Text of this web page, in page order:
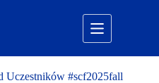
Uczestników #scf2025fall